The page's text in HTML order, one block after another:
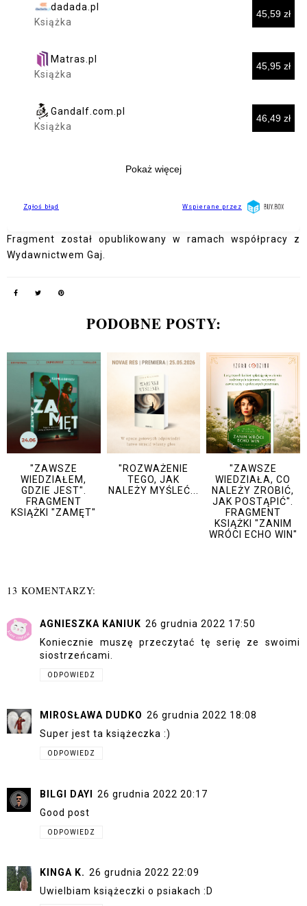
Fragment został opublikowany w ramach współpracy z
Wydawnictwem Gaj.
PODOBNE POSTY:
"ZAWSZE
WIEDZIAŁEM,
GDZIE JEST".
FRAGMENT
KSIĄŻKI "ZAMĘT"
"ROZWAŻENIE
TEGO, JAK
NALEŻY MYŚLEĆ...
"ZAWSZE
WIEDZIAŁA, CO
NALEŻY ZROBIĆ,
JAK POSTĄPIĆ".
FRAGMENT
KSIĄŻKI "ZANIM
WRÓCI ECHO WIN"
13 KOMENTARZY:
AGNIESZKA KANIUK 26 grudnia 2022 17:50
Koniecznie muszę przeczytać tę serię ze swoimi
siostrzeńcami.
ODPOWIEDZ
MIROSŁAWA DUDKO 26 grudnia 2022 18:08
Super jest ta książeczka :)
ODPOWIEDZ
BILGI DAYI
26 grudnia 2022 20:17
Good post
ODPOWIEDZ
KINGA K. 26 grudnia 2022 22:09
Uwielbiam książeczki o psiakach :D